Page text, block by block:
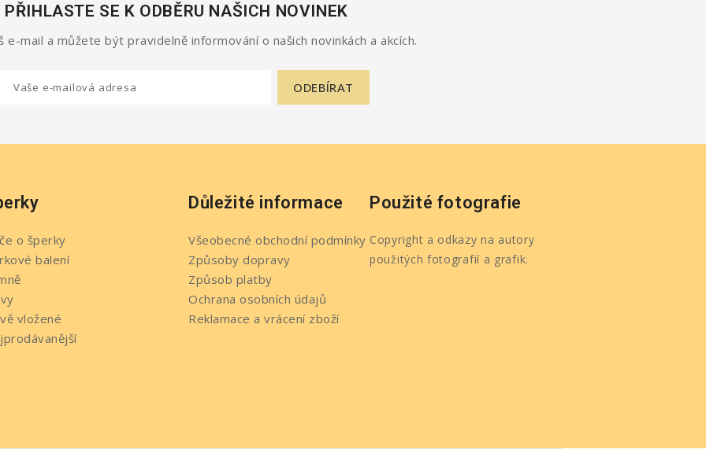
PŘIHLASTE SE K ODBĚRU NAŠICH NOVINEK
e-mail a můžete být pravidelně informování o našich novinkách a akcích.
o šperky
balení
vložené
Důležité informace
Všeobecné obchodní podmínky
Způsoby dopravy
Způsob platby
Ochrana osobních údajů
Reklamace a vrácení zboží
Použité fotografie
Copyright a odkazy na autory
použitých fotografií a grafik.